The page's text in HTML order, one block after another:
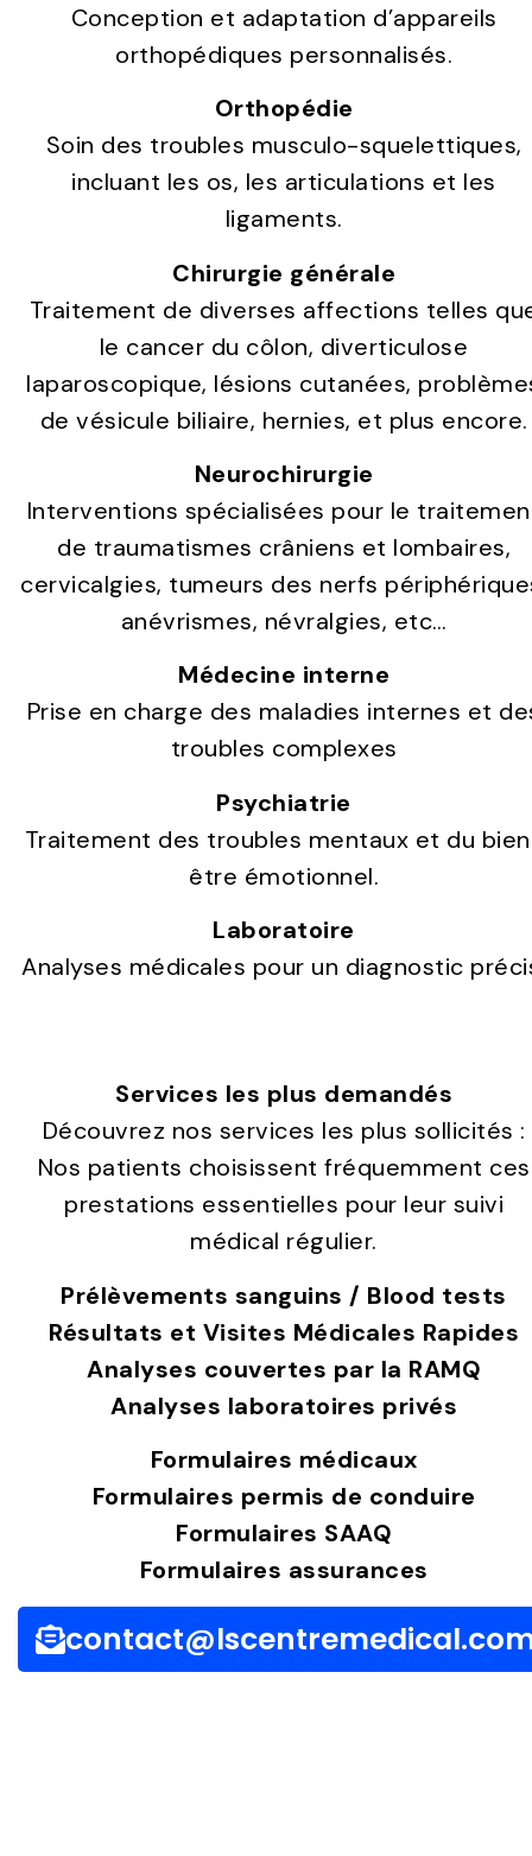
Conception et adaptation d’appareils
orthopédiques personnalisés.
Orthopédie
Soin des troubles musculo-squelettiques,
incluant les os, les articulations et les
ligaments.
Chirurgie générale
Traitement de diverses affections telles
le cancer du côlon, diverticulose
laparoscopique, lésions cutanées,
de vésicule biliaire, hernies, et plus encore.
Neurochirurgie
Interventions spécialisées pour le
de traumatismes crâniens et lombaires,
cervicalgies, tumeurs des nerfs
anévrismes, névralgies, etc…
Médecine interne
Prise en charge des maladies internes et
troubles complexes
Psychiatrie
Traitement des troubles mentaux et du
être émotionnel.
Laboratoire
Analyses médicales pour un diagnostic
Services les plus demandés
Découvrez nos services les plus sollicités :
Nos patients choisissent fréquemment ces
prestations essentielles pour leur suivi
médical régulier.
Prélèvements sanguins / Blood tests
Résultats et Visites Médicales Rapides
Analyses couvertes par la RAMQ
Analyses laboratoires privés
Formulaires médicaux
Formulaires permis de conduire
Formulaires SAAQ
Formulaires assurances